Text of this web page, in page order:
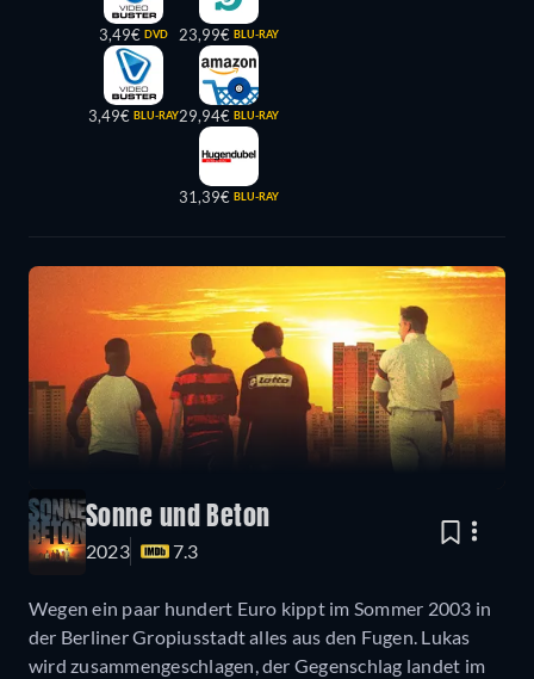
3,49€ DVD
3,49€ BLU-RAY
23,99€ BLU-RAY
29,94€ BLU-RAY
31,39€ BLU-RAY
Sonne und Beton
2023 7.3
Wegen ein paar hundert Euro kippt im Sommer 2003 in
der Berliner Gropiusstadt alles aus den Fugen. Lukas
wird zusammengeschlagen, der Gegenschlag landet im